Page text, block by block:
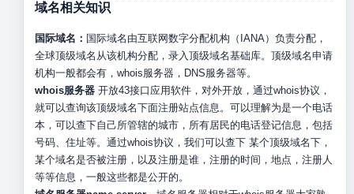
域名相关知识
国际域名： 国际域名由互联网数字分配机构（IANA）负责分配，
全球顶级域名从该机构分配，录入顶级域名基础库。顶级域名申请
机构一般都会有，whois服务器，DNS服务器等。
whois服务器开放43接口应用软件，对外开放，通过whois协议，
就可以查询该顶级域名下面注册站点信息。可以理解为是一个电话
本，可以查下自己所管辖的城市，所有居民的电话登记信息，包括
号码、住址等。通过whois协议，我们可以查下 某个顶级域名下，
某个域名是否被注册，以及注册是谁，注册的时间，地点，注册人
等等信息，一般这些都是公开的。